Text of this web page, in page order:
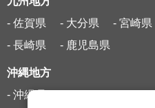
- 佐賀県
- 大分県 - 宮崎県
- 長崎県
- 鹿児島県
沖縄地方
- 沖縄県